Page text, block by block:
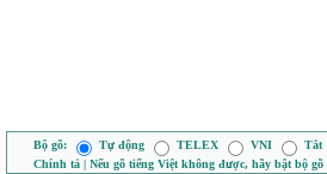
Bộ gõ: Tự động TELEX VNI Tắt
Chính tả | Nếu gõ tiếng Việt không được, hãy bật bộ gõ